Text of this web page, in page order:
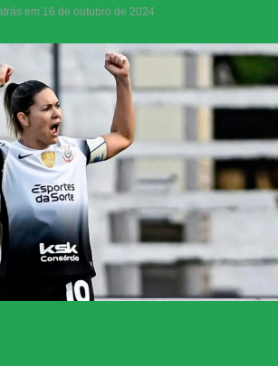
em 16 de outubro de 2024